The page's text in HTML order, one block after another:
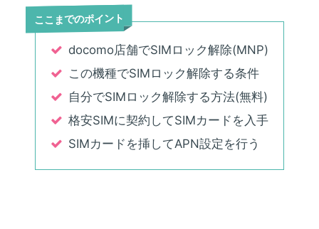
ここまでのポイント
docomo店舗でSIMロック解除(MNP)
この機種でSIMロック解除する条件
自分でSIMロック解除する方法(無料)
格安SIMに契約してSIMカードを入手
SIMカードを挿してAPN設定を行う